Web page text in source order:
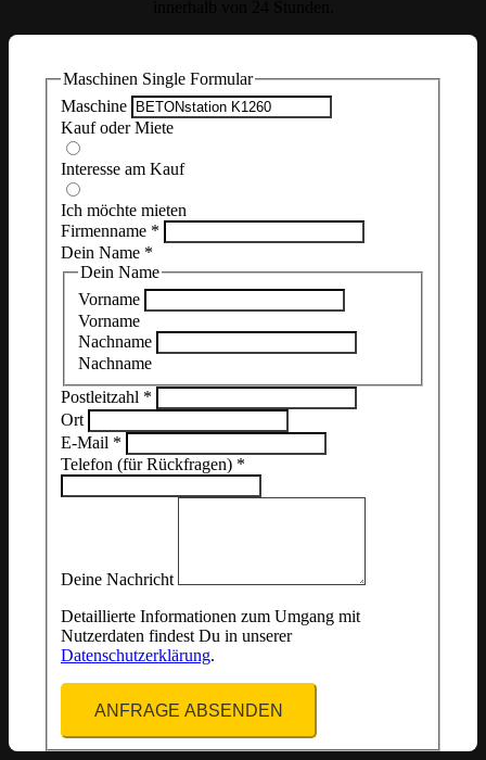
Maschinen Single Formular
Maschine
Kauf oder Miete
Interesse am Kauf
Ich möchte mieten
Firmenname *
Dein Name *
Dein Name
Vorname
Vorname
Nachname
Nachname
Postleitzahl *
Ort
E-Mail *
Telefon (für Rückfragen) *
Deine Nachricht
Detaillierte Informationen zum Umgang mit
Nutzerdaten findest Du in unserer
Datenschutzerklärung.
ANFRAGE ABSENDEN